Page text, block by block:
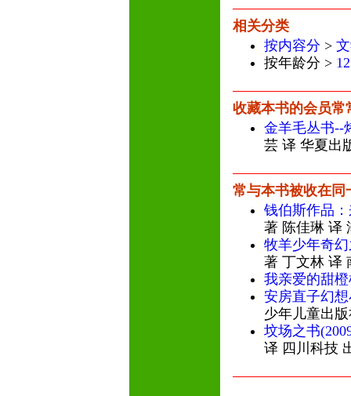
相关分类
按内容分 >
按年龄分 >
收藏本书的会员常
金羊毛丛书--
芸 译 华夏出
常与本书被收在同
钱伯斯作品
著 陈佳琳 译
牧羊少年奇
著 丁文林 译
我亲爱的甜
安房直子幻
少年儿童出
坟场之书
译 四川科技